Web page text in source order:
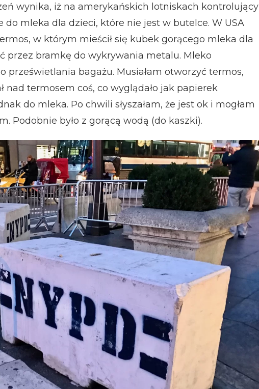
wynika, iż na amerykańskich lotniskach kontrolujący
mleka dla dzieci, które nie jest w butelce. W USA
w którym mieścił się kubek gorącego mleka dla
przez bramkę do wykrywania metalu. Mleko
prześwietlania bagażu. Musiałam otworzyć termos,
nad termosem coś, co wyglądało jak papierek
do mleka. Po chwili słyszałam, że jest ok i mogłam
Podobnie było z gorącą wodą (do kaszki).